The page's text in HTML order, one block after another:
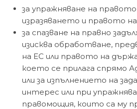
за упражняване на
изразяването и правото
за спазване на правно
изисква обработване,
на ЕС или правото на
което се прилага спрямо
или за изпълнението на
интерес или при
правомощия, които са му